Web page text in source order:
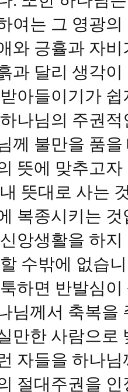
여는 그 영광
와 긍휼과 자
과 달리 생각
아들이기가
나님의 주권
께 불만을 품
뜻에 맞추고
뜻대로 사는
복종시키는
앙생활을 하
수밖에 없습
하면 반발심
님께서 축복을
만한 사람으로
자들을 하나
절대주권을